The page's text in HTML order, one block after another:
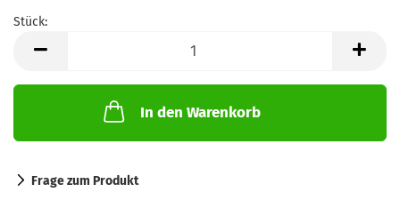
Stück:
In den Warenkorb
Frage zum Produkt